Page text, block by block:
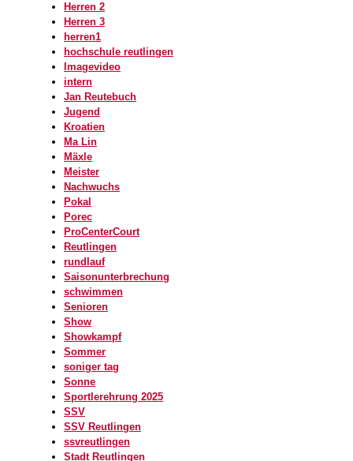
Herren 2
Herren 3
herren1
hochschule reutlingen
Imagevideo
intern
Jan Reutebuch
Jugend
Kroatien
Ma Lin
Mäxle
Meister
Nachwuchs
Pokal
Porec
ProCenterCourt
Reutlingen
rundlauf
Saisonunterbrechung
schwimmen
Senioren
Show
Showkampf
Sommer
soniger tag
Sonne
Sportlerehrung 2025
SSV
SSV Reutlingen
ssvreutlingen
Stadt Reutlingen